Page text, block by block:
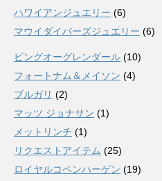
ハワイアンジュエリー (6)
マウイダイバーズジュエリー (6)
ビングオーグレンダール (10)
フォートナム＆メイソン (4)
ブルガリ (2)
マッツ ジョナサン (1)
メットリンチ (1)
リクエストアイテム (25)
ロイヤルコペンハーゲン (19)